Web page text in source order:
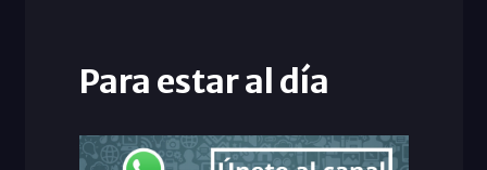
Para estar al día